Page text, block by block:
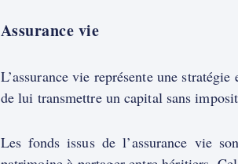
Assurance vie
L’assurance vie représente une
de lui transmettre un capital sans
Les fonds issus de l’assurance vie